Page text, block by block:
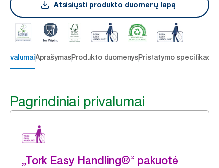
Atsisiųsti produkto duomenų lapą
AprašymasProdukto duomenysPristatymo
Pagrindiniai privalumai
„Tork Easy Handling®“ pakuotė